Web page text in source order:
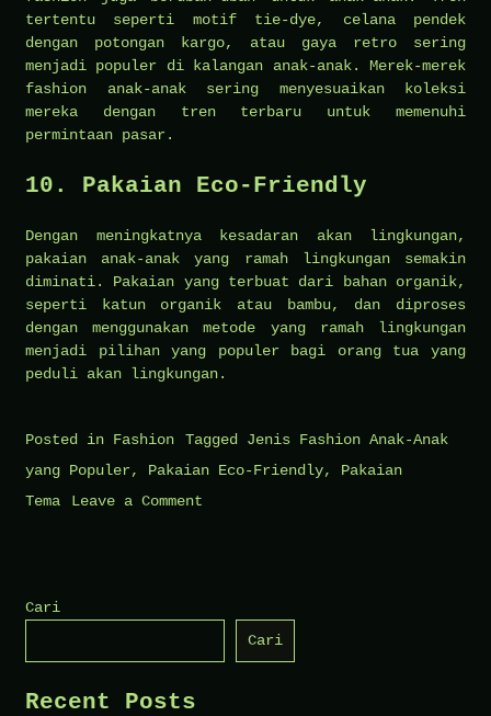
tertentu seperti motif tie-dye, celana pendek
dengan potongan kargo, atau gaya retro sering
menjadi populer di kalangan anak-anak. Merek-merek
fashion anak-anak sering menyesuaikan koleksi
mereka dengan tren terbaru untuk memenuhi
permintaan pasar.
10. Pakaian Eco-Friendly
Dengan meningkatnya kesadaran akan lingkungan,
pakaian anak-anak yang ramah lingkungan semakin
diminati. Pakaian yang terbuat dari bahan organik,
seperti katun organik atau bambu, dan diproses
dengan menggunakan metode yang ramah lingkungan
menjadi pilihan yang populer bagi orang tua yang
peduli akan lingkungan.
Posted in Fashion Tagged Jenis Fashion Anak-Anak
yang Populer, Pakaian Eco-Friendly, Pakaian
Tema
Leave a Comment
Anak-
Cari
Cari
Recent Posts